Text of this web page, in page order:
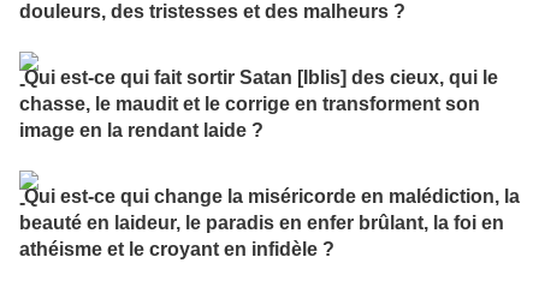
douleurs, des tristesses et des malheurs ?
Qui est-ce qui fait sortir Satan [Iblis] des cieux, qui le
chasse, le maudit et le corrige en transforment son
image en la rendant laide ?
Qui est-ce qui change la miséricorde en malédiction, la
beauté en laideur, le paradis en enfer brûlant, la foi en
athéisme et le croyant en infidèle ?